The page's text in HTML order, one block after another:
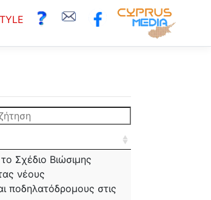
Σχέδιο Βιώσιμης
νέους
ποδηλατόδρομους στις